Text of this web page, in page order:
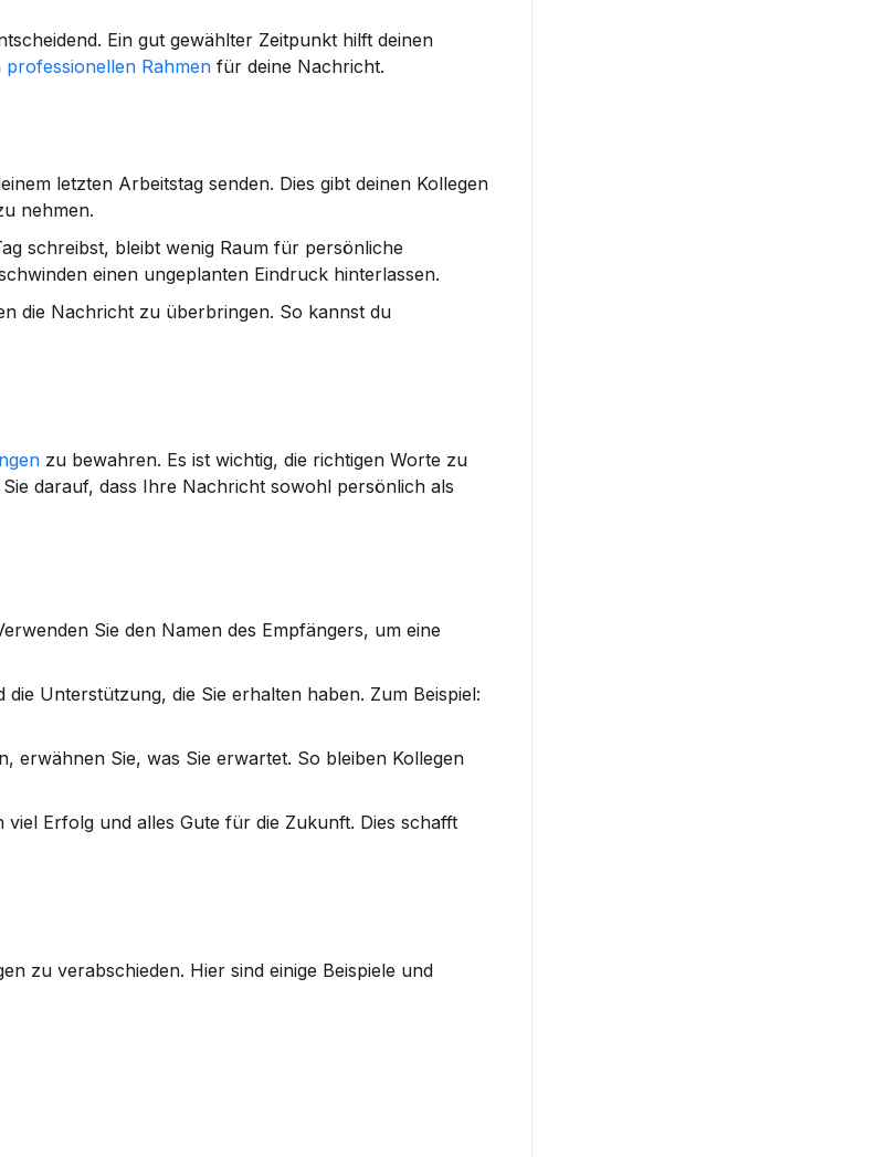
Ein gut gewählter Zeitpunkt hilft deinen
professionellen Rahmen für deine Nachricht.
letzten Arbeitstag senden. Dies gibt deinen Kollegen
nehmen.
schreibst, bleibt wenig Raum für persönliche
einen ungeplanten Eindruck hinterlassen.
die Nachricht zu überbringen. So kannst du
zu bewahren. Es ist wichtig, die richtigen Worte zu
darauf, dass Ihre Nachricht sowohl persönlich als
Sie den Namen des Empfängers, um eine
Unterstützung, die Sie erhalten haben. Zum Beispiel:
erwähnen Sie, was Sie erwartet. So bleiben Kollegen
Erfolg und alles Gute für die Zukunft. Dies schafft
zu verabschieden. Hier sind einige Beispiele und